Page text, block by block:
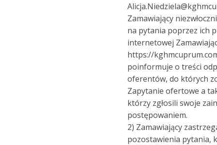
Zamawiający
na pytania poprzez ich
internetowej
https://
poinformuje o treści
oferentów, do których
Zapytanie ofertowe a
którzy zgłosili swoje
postępowaniem.
2) Zamawiający
pozostawienia pytania,